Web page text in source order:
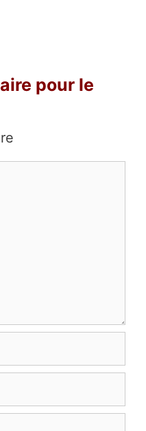
pour le